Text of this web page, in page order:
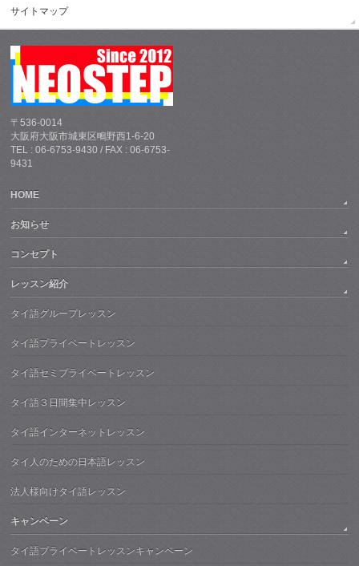
サイトマップ
〒536-0014
大阪府大阪市城東区鴫野西1-6-20
TEL : 06-6753-9430 / FAX : 06-6753-
9431
HOME
お知らせ
コンセプト
レッスン紹介
タイ語グループレッスン
タイ語プライベートレッスン
タイ語セミプライベートレッスン
タイ語３日間集中レッスン
タイ語インターネットレッスン
タイ人のための日本語レッスン
法人様向けタイ語レッスン
キャンペーン
タイ語プライベートレッスンキャンペーン